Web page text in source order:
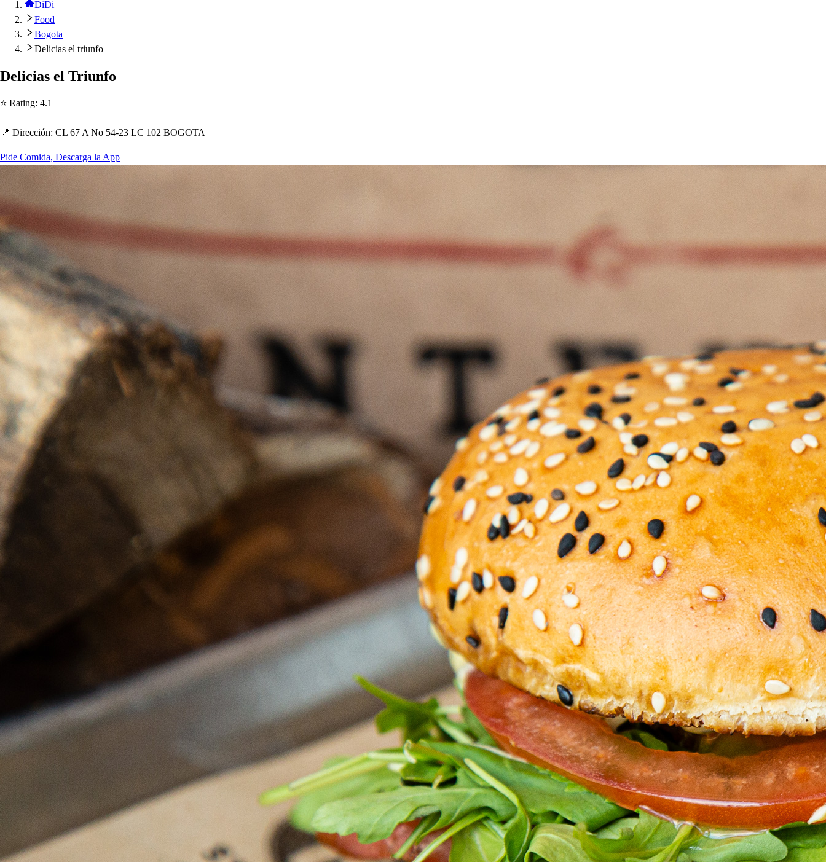
DiDi
Food
Bogota
Delicias el triunfo
Delicias el Triunfo
⭐ Rating: 4.1
📍 Dirección: CL 67 A No 54-23 LC 102 BOGOTA
Pide Comida, Descarga la App